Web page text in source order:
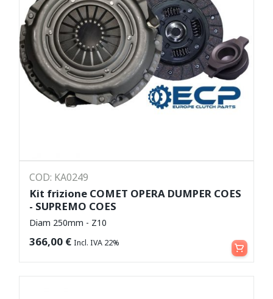
COD: KA0249
Kit frizione COMET OPERA DUMPER COES
- SUPREMO COES
Diam 250mm - Z10
366,00 € Incl. IVA 22% Aggiungi al carrello